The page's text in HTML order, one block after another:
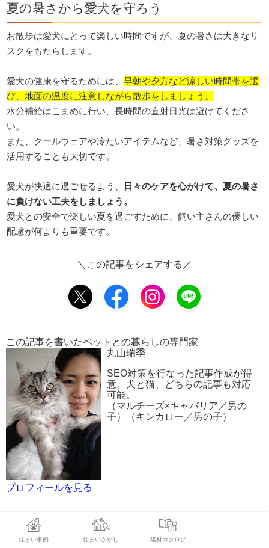
夏の暑さから愛犬を守ろう
お散歩は愛犬にとって楽しい時間ですが、夏の暑さは大きなリ
スクをもたらします。
愛犬の健康を守るためには、早朝や夕方など涼しい時間帯を選
び、地面の温度に注意しながら散歩をしましょう。
水分補給はこまめに行い、長時間の直射日光は避けてくださ
い。
また、クールウェアや冷たいアイテムなど、暑さ対策グッズを
活用することも大切です。
愛犬が快適に過ごせるよう、
日々のケアを心がけて、夏の暑さ
に負けない工夫をしましょう。
愛犬との安全で楽しい夏を過ごすために、飼い主さんの優しい
配慮が何よりも重要です。
＼この記事をシェアする／
この記事を書いたペットとの暮らしの専門家
丸山瑞季
SEO対策を行なった記事作成が得
意。犬と猫、どちらの記事も対応
可能。
（マルチーズ×キャバリア／男の
子）（キンカロー／男の子）
プロフィールを見る
住まい事例 住まいさがし 建材カタログ